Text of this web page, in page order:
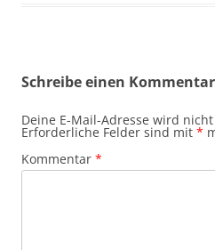
Schreibe einen Kommentar
Deine E-Mail-Adresse wird
Erforderliche Felder sind mit *
Kommentar *